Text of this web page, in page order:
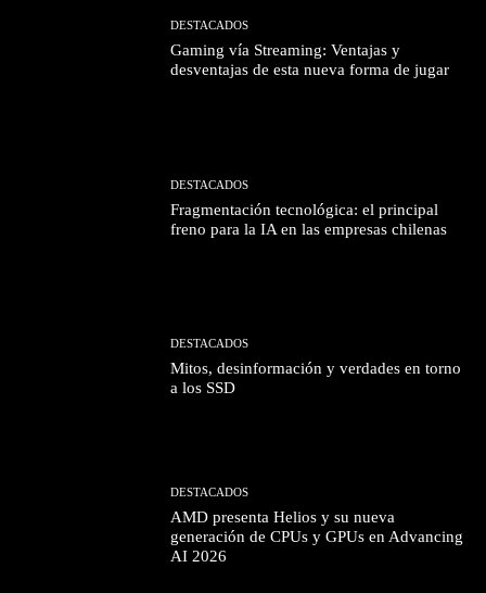
DESTACADOS
Gaming vía Streaming: Ventajas y
desventajas de esta nueva forma de jugar
DESTACADOS
Fragmentación tecnológica: el principal
freno para la IA en las empresas chilenas
DESTACADOS
Mitos, desinformación y verdades en torno
a los SSD
DESTACADOS
AMD presenta Helios y su nueva
generación de CPUs y GPUs en Advancing
AI 2026